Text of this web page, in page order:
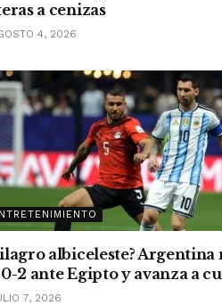
a cenizas
4, 2026
albiceleste? Argentina
2 ante Egipto y avanza a
7, 2026